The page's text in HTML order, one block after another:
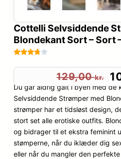
Cottelli Selvsiddende
Blondekant Sort – Sort
som
af 5
baseret
på
kundebe
dømmel
ser
129,00kr.
D
e
n
o
p
Du går aldrig galt i byen med de
Selvsiddende Strømper med
strømper har et tidsløst design,
stort set alle erotiske outfits.
og bidrager til et ekstra feminint
stømperne, når du iklæder dig
eller når du mangler den